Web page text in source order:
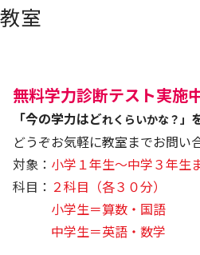
教室
無料学力診断テスト実施
「今の学力はどれくらいかな？」
どうぞお気軽に教室までお問い
対象： 小学１年生～中学３年生
科目： ２科目（各３０分）
小学生＝算数・国語
中学生＝英語・数学